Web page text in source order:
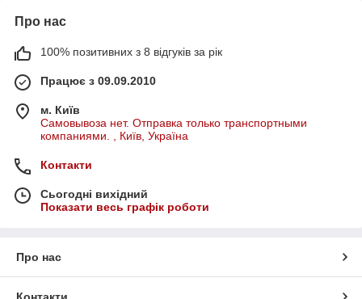
Про нас
100% позитивних з 8 відгуків за рік
Працює з 09.09.2010
м. Київ
Самовывоза нет. Отправка только транспортными
компаниями. , Київ, Україна
Контакти
Сьогодні вихідний
Показати весь графік роботи
Про нас